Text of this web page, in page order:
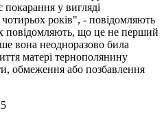
покарання у вигляді
років", - повідомляють
повідомляють, що це не перший
вона неодноразово била
матері тернополянину
обмеження або позбавлення